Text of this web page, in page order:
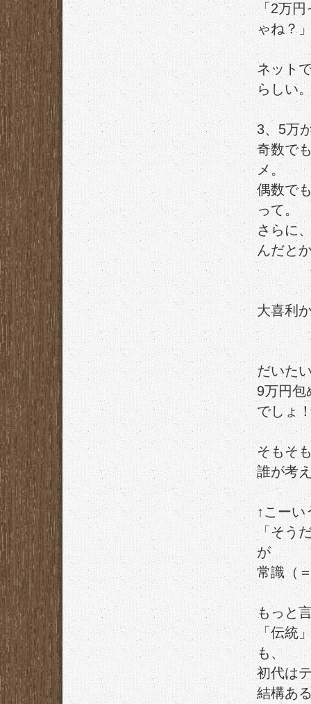
「2万
ゃね？
ネット
らしい
3、5万
奇数で
メ。
偶数で
って。
さらに
んだと
大喜利
だいた
9万円包
でしょ
そもそ
誰が考
↑こーい
「そう
が
常識（
もっと
「伝統
も、
初代は
結構あ